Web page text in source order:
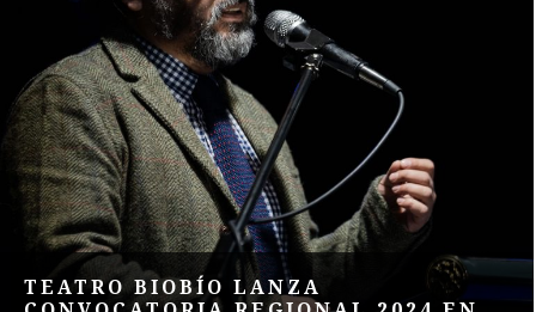
TEATRO BIOBÍO LANZA